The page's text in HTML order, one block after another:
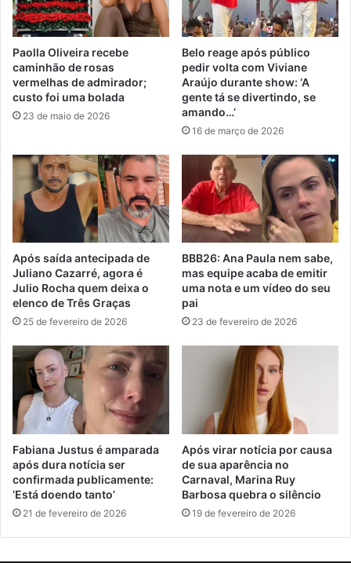
Paolla Oliveira recebe
caminhão de rosas
vermelhas de admirador;
custo foi uma bolada
23 de maio de 2026
Belo reage após público
pedir volta com Viviane
Araújo durante show: ‘A
gente tá se divertindo, se
amando…’
16 de março de 2026
Após saída antecipada de
Juliano Cazarré, agora é
Julio Rocha quem deixa o
elenco de Três Graças
25 de fevereiro de 2026
BBB26: Ana Paula nem sabe,
mas equipe acaba de emitir
uma nota e um vídeo do seu
pai
23 de fevereiro de 2026
Fabiana Justus é amparada
após dura notícia ser
confirmada publicamente:
‘Está doendo tanto’
21 de fevereiro de 2026
Após virar notícia por causa
de sua aparência no
Carnaval, Marina Ruy
Barbosa quebra o silêncio
19 de fevereiro de 2026